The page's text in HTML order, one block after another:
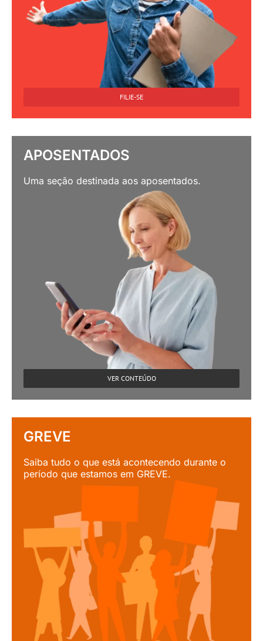
FILIE-SE
APOSENTADOS
Uma seção destinada aos aposentados.
VER CONTEÚDO
GREVE
Saiba tudo o que está acontecendo durante o
período que estamos em GREVE.